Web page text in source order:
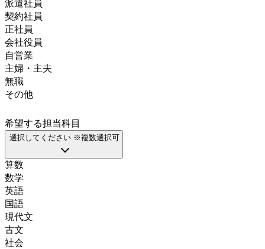
派遣社員
契約社員
正社員
会社役員
自営業
主婦・主夫
無職
その他
希望する担当科目
選択してください ※複数選択可
算数
数学
英語
国語
現代文
古文
社会